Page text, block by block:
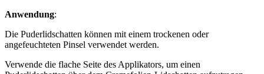
Anwendung:
Die Puderlidschatten können mit einem trockenen oder
angefeuchteten Pinsel verwendet werden.
Verwende die flache Seite des Applikators, um einen